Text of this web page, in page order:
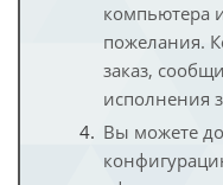
компьютера
пожелания.
заказ,
исполнения
Вы можете